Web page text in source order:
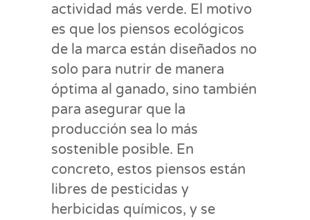
actividad más verde. El motivo
es que los piensos ecológicos
de la marca están diseñados no
solo para nutrir de manera
óptima al ganado, sino también
para asegurar que la
producción sea lo más
sostenible posible. En
concreto, estos piensos están
libres de pesticidas y
herbicidas químicos, y se